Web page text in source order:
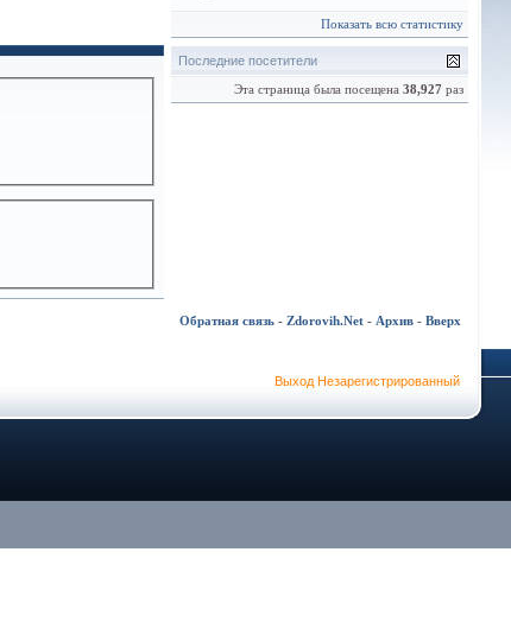
Показать всю статистику
Последние посетители
Эта страница была посещена 38,927 раз
Обратная связь - Zdorovih.Net - Архив - Вверх
Выход Незарегистрированный